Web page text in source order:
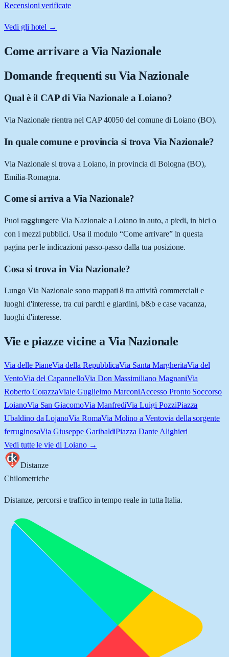
Recensioni verificate
Vedi gli hotel →
Come arrivare aVia Nazionale
Domande frequenti su Via Nazionale
Qual è il CAP di Via Nazionale a Loiano?
Via Nazionale rientra nel CAP 40050 del comune di Loiano (BO).
In quale comune e provincia si trova Via Nazionale?
Via Nazionale si trova a Loiano, in provincia di Bologna (BO),
Emilia-Romagna.
Come si arriva a Via Nazionale?
Puoi raggiungere Via Nazionale a Loiano in auto, a piedi, in bici o
con i mezzi pubblici. Usa il modulo “Come arrivare” in questa
pagina per le indicazioni passo-passo dalla tua posizione.
Cosa si trova in Via Nazionale?
Lungo Via Nazionale sono mappati 8 tra attività commerciali e
luoghi d'interesse, tra cui parchi e giardini, b&b e case vacanza,
luoghi d'interesse.
Vie e piazze vicine a Via Nazionale
Via delle PianeVia della RepubblicaVia Santa MargheritaVia del
VentoVia del CapannelloVia Don Massimiliano MagnaniVia
Roberto CorazzaViale Guglielmo MarconiAccesso Pronto Soccorso
LoianoVia San GiacomoVia ManfrediVia Luigi PozziPiazza
Ubaldino da LojanoVia RomaVia Molino a Ventovia della sorgente
ferruginosaVia Giuseppe GaribaldiPiazza Dante Alighieri
Vedi tutte le vie di Loiano→
Distanze
Chilometriche
Distanze, percorsi e traffico in tempo reale in tutta Italia.